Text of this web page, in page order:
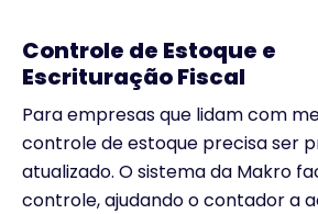
Controle de Estoque e
Escrituração Fiscal
Para empresas que lidam com
controle de estoque precisa ser
atualizado. O sistema da Makro
controle, ajudando o contador a